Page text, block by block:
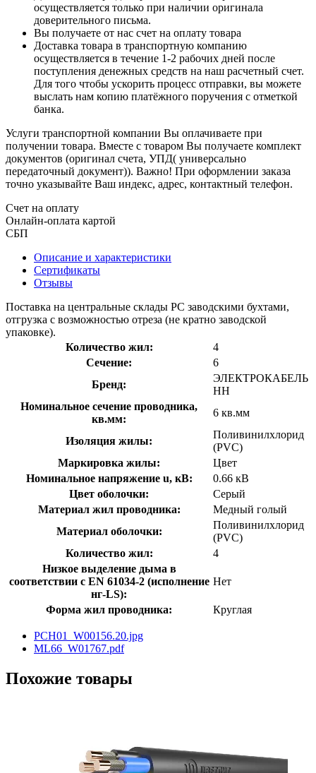
осуществляется только при наличии оригинала
доверительного письма.
Вы получаете от нас счет на оплату товара
Доставка товара в транспортную компанию
осуществляется в течение 1-2 рабочих дней после
поступления денежных средств на наш расчетный счет.
Для того чтобы ускорить процесс отправки, вы можете
выслать нам копию платёжного поручения с отметкой
банка.
Услуги транспортной компании Вы оплачиваете при
получении товара. Вместе с товаром Вы получаете комплект
документов (оригинал счета, УПД( универсально
передаточный документ)). Важно! При оформлении заказа
точно указывайте Ваш индекс, адрес, контактный телефон.
Счет на оплату
Онлайн-оплата картой
СБП
Описание и характеристики
Сертификаты
Отзывы
Поставка на центральные склады РС заводскими бухтами,
отгрузка с возможностью отреза (не кратно заводской
упаковке).
Количество жил:
4
Сечение:
6
Бренд:
ЭЛЕКТРОКАБЕЛЬ
НН
Номинальное сечение проводника,
кв.мм:
6 кв.мм
Изоляция жилы:
Поливинилхлорид
(PVC)
Маркировка жилы:
Цвет
Номинальное напряжение u, кВ:
0.66 кВ
Цвет оболочки:
Серый
Материал жил проводника:
Медный голый
Материал оболочки:
Поливинилхлорид
(PVC)
Количество жил:
4
Низкое выделение дыма в
соответствии с EN 61034-2 (исполнение
нг-LS):
Нет
Форма жил проводника: Круглая
PCH01_W00156.20.jpg
ML66_W01767.pdf
Похожие товары